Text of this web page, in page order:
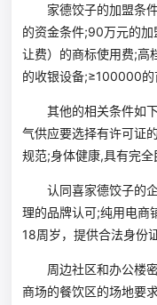
家德饺子的加盟条件
的资金条件;90万元的
让费）的商标使用费;高
的收银设备;≥100000的
其他的相关条件如下:
气供应要选择有许可证
规范;身体健康,具有完
认同喜家德饺子的企
理的品牌认可;纯用电商
18周岁，提供合法身份
周边社区和办公楼密
商场的餐饮区的场地要